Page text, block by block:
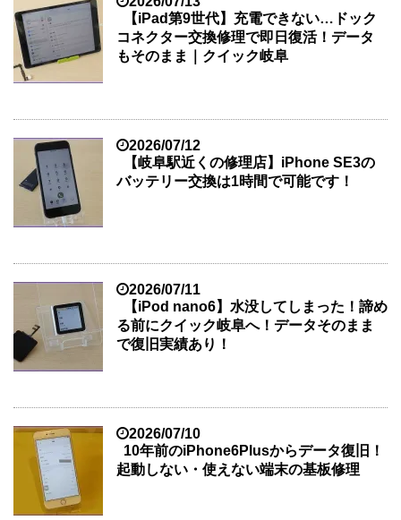
【iPad第9世代】充電できない…ドック
コネクター交換修理で即日復活！データ
もそのまま｜クイック岐阜
2026/07/12
【岐阜駅近くの修理店】iPhone SE3の
バッテリー交換は1時間で可能です！
2026/07/11
【iPod nano6】水没してしまった！諦め
る前にクイック岐阜へ！データそのまま
で復旧実績あり！
2026/07/10
10年前のiPhone6Plusからデータ復旧！
起動しない・使えない端末の基板修理